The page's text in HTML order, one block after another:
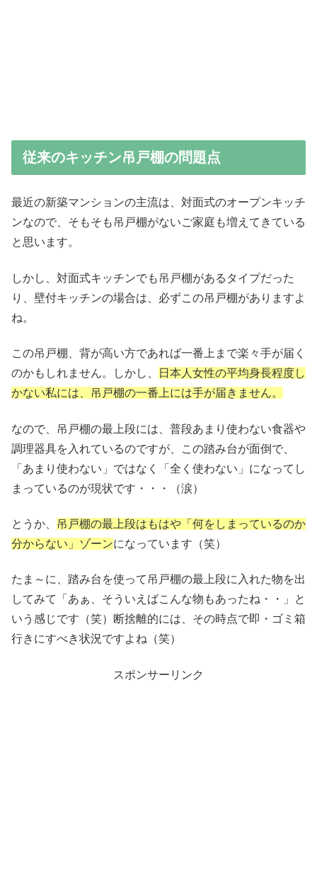
従来のキッチン吊戸棚の問題点
最近の新築マンションの主流は、対面式のオープンキッチ
ンなので、そもそも吊戸棚がないご家庭も増えてきている
と思います。
しかし、対面式キッチンでも吊戸棚があるタイプだった
り、壁付キッチンの場合は、必ずこの吊戸棚がありますよ
ね。
この吊戸棚、背が高い方であれば一番上まで楽々手が届く
のかもしれません。しかし、
日本人女性の平均身長程度し
かない私には、吊戸棚の一番上には手が届きません。
なので、吊戸棚の最上段には、普段あまり使わない食器や
調理器具を入れているのですが、この踏み台が面倒で、
「あまり使わない」ではなく「全く使わない」になってし
まっているのが現状です・・・（涙）
とうか、
吊戸棚の最上段はもはや「何をしまっているのか
分からない」ゾーンになっています（笑）
たま～に、踏み台を使って吊戸棚の最上段に入れた物を出
してみて「あぁ、そういえばこんな物もあったね・・」と
いう感じです（笑）断捨離的には、その時点で即・ゴミ箱
行きにすべき状況ですよね（笑）
スポンサーリンク